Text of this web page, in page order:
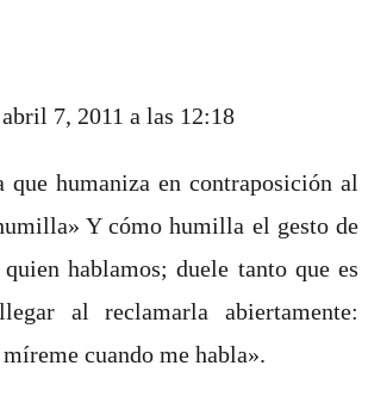
7, 2011 a las 12:18
que humaniza en contraposición al
Y cómo humilla el gesto de
hablamos; duele tanto que es
al reclamarla abiertamente:
cuando me habla».